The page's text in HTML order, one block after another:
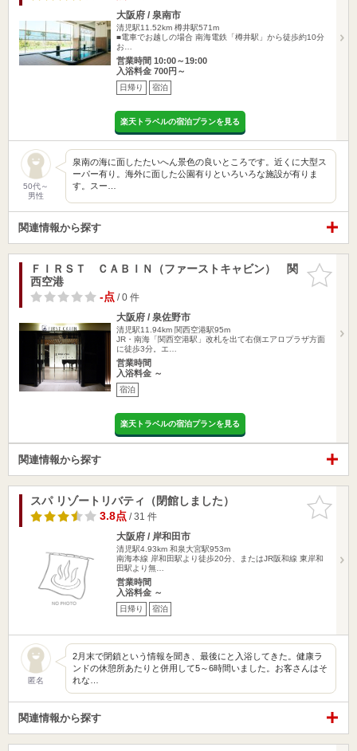
大阪府 / 泉南市
清児駅11.52km 樽井駅571m
■電車でお越しの場合 南海電鉄「樽井駅」から徒歩約10分
お…
営業時間 10:00～19:00
入浴料金 700円～
日帰り 宿泊
楽天トラベルの宿泊プランを見る
50代～
男性
泉南の海に面したたいへん景色の良いところです。近くに大型ス
ーパー有り。海外に面した公園有りといろいろな施設が有りま
す。スー…
関連情報から探す
お気に入
りに追加
ＦＩＲＳＴ ＣＡＢＩＮ（ファーストキャビン） 関
西空港
-点/ 0 件
大阪府 / 泉佐野市
清児駅11.94km 関西空港駅95m
JR・南海「関西空港駅」改札を出て右側エアロプラザ方面
に徒歩3分。エ…
営業時間
入浴料金 ～
宿泊
楽天トラベルの宿泊プランを見る
関連情報から探す
お気に入
りに追加
スパ リゾートリバティ（閉館しました）
3.8点/ 31 件
大阪府 / 岸和田市
清児駅4.93km 和泉大宮駅953m
南海本線 岸和田駅より徒歩20分、またはJR阪和線 東岸和
田駅より無…
営業時間
入浴料金 ～
日帰り 宿泊
匿名
2月末で閉鎖という情報を聞き、最後にと入浴してきた。健康ラ
ンドの休憩所あたりと併用して5～6時間いました。お客さんはそ
れな…
関連情報から探す